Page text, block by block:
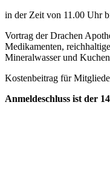
in der Zeit von 11.00 Uhr
Vortrag der Drachen
Medikamenten,
Mineralwasser und Kuchen
Kostenbeitrag für
Anmeldeschluss ist der